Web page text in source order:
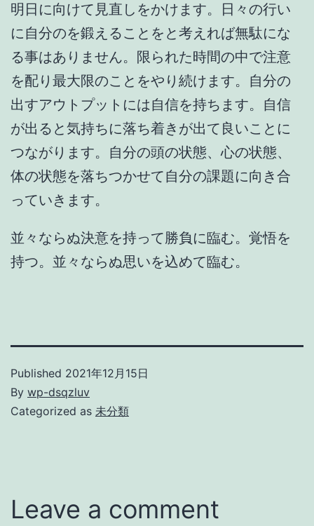
明日に向けて見直しをかけます。日々の行い
に自分のを鍛えることをと考えれば無駄にな
る事はありません。限られた時間の中で注意
を配り最大限のことをやり続けます。自分の
出すアウトプットには自信を持ちます。自信
が出ると気持ちに落ち着きが出て良いことに
つながります。自分の頭の状態、心の状態、
体の状態を落ちつかせて自分の課題に向き合
っていきます。
並々ならぬ決意を持って勝負に臨む。覚悟を
持つ。並々ならぬ思いを込めて臨む。
Published 2021年12月15日
By wp-dsqzluv
Categorized as 未分類
Leave a comment